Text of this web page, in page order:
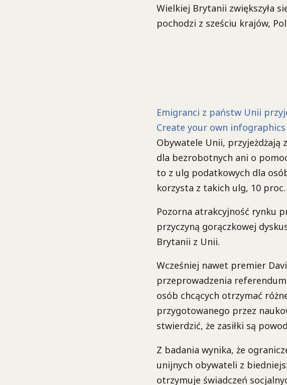
Wielkiej Brytanii zwiększyła
pochodzi z sześciu krajów,
Emigranci z państw Unii
Create your own infographics
Obywatele Unii, przyjeżdżają
dla bezrobotnych ani o
to z ulg podatkowych dla
korzysta z takich ulg, 10
Pozorna atrakcyjność rynku
przyczyną gorączkowej
Brytanii z Unii.
Wcześniej nawet premier
przeprowadzenia
osób chcących otrzymać
przygotowanego przez
stwierdzić, że zasiłki są
Z badania wynika, że
unijnych obywateli z
otrzymuje świadczeń